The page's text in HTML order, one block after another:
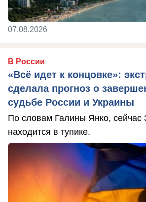
07.08.2026
В России
«Всё идет к концовке»:
сделала прогноз о
судьбе России и Украины
По словам Галины Янко, сейчас
находится в тупике.